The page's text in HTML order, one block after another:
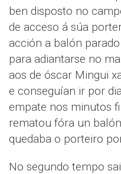
ben disposto no
de acceso á súa
acción a balón
para adiantarse no
aos de óscar Mingui
e conseguían ir por
empate nos minutos
rematou fóra un
quedaba o porteiro
No segundo tempo